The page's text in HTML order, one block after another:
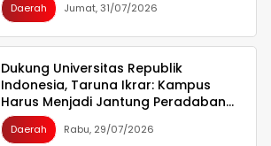
Daerah Jumat, 31/07/2026
Dukung Universitas Republik
Indonesia, Taruna Ikrar: Kampus
Harus Menjadi Jantung Peradaban
seperti Jepang dan China Wujudkan
Indonesia Emas 2045
Daerah Rabu, 29/07/2026